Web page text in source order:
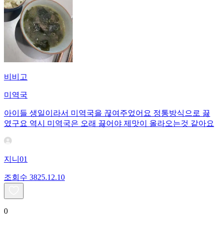
비비고
미역국
아이들 생일이라서 미역국을 끊여주었어요 정통방식으로 끓
였구요 역시 미역국은 오래 끓어야 제맛이 올라오는것 같아요
지니01
조회수 3825.12.10
0